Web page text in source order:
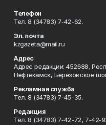
Телефон
Тел. 8 (34783) 7-42-62.
Эл. почта
kzgazeta@mail.ru
Адрес
Адрес редакции: 452688,
Нефтекамск, Берёзовское
Рекламная служба
Тел. 8 (34783) 7-45-35.
Редакция
Тел. 8 (34783) 7-42-72, 7-42-